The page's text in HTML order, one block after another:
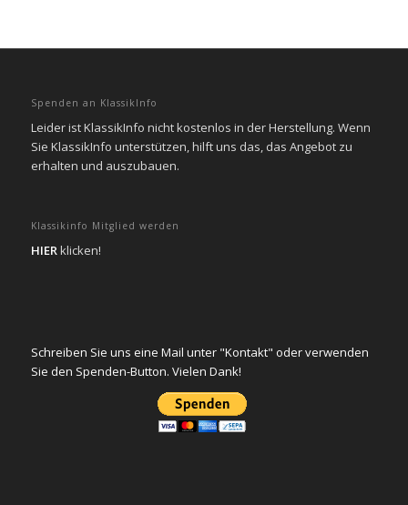
Spenden an KlassikInfo
Leider ist KlassikInfo nicht kostenlos in der Herstellung. Wenn
Sie KlassikInfo unterstützen, hilft uns das, das Angebot zu
erhalten und auszubauen.
Klassikinfo Mitglied werden
HIERklicken!
Schreiben Sie uns eine Mail unter "Kontakt" oder verwenden
Sie den Spenden-Button. Vielen Dank!